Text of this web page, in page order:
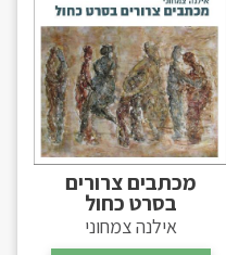
מכתבים צרורים
בסרט כחול
אילנה צמחוני